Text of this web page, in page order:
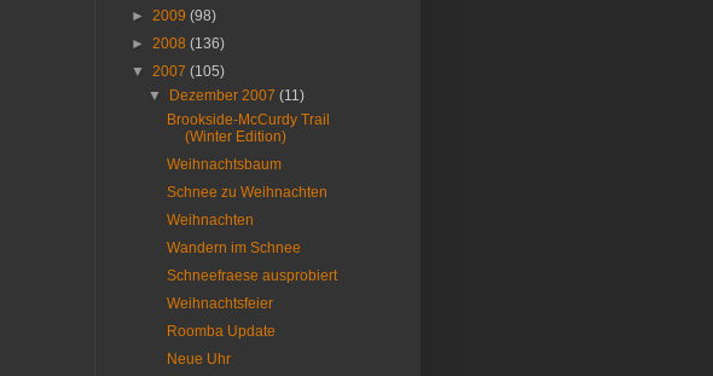
► 2009 (98)
► 2008 (136)
▼ 2007 (105)
▼
Dezember 2007(11)
Brookside-McCurdy Trail
(Winter Edition)
Weihnachtsbaum
Schnee zu Weihnachten
Weihnachten
Wandern im Schnee
Schneefraese ausprobiert
Weihnachtsfeier
Roomba Update
Neue Uhr